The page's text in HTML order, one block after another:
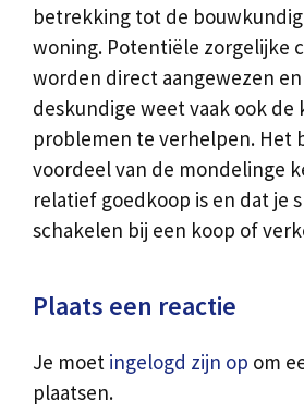
betrekking tot de
woning. Potentiële zorgelijke
worden direct aangewezen
deskundige weet vaak ook de
problemen te verhelpen. Het
voordeel van de mondelinge
relatief goedkoop is en dat je
schakelen bij een koop of
Plaats een reactie
Je moet ingelogd zijn op om
plaatsen.